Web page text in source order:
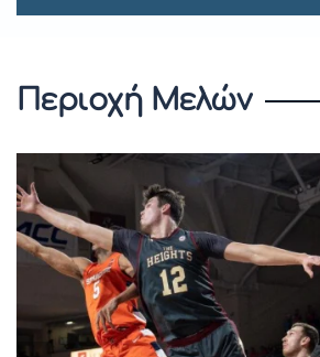
Περιοχή Μελών